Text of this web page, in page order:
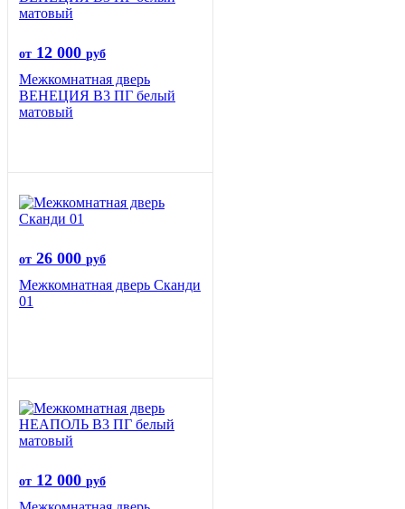
от 12 000 руб
Межкомнатная дверь
ВЕНЕЦИЯ B3 ПГ белый
матовый
от 26 000 руб
Межкомнатная дверь Сканди
01
от 12 000 руб